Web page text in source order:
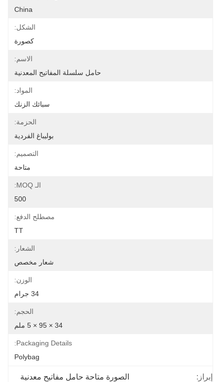
China
الشكل:
كصورة
الاسم:
حامل سلسلة المفاتيح المعدنية
المواد:
سبائك الزنك
الحزمة:
بوليباغ الفردية
التصميم:
متاحة
الـ MOQ:
500
مصطلح الدفع:
TT
الشعار:
شعار مخصص
الوزن:
34 جرام
الحجم:
34 × 95 × 5 ملم
Packaging Details:
Polybag
إبراز: الصورة متاحة حامل مفاتيح معدنية